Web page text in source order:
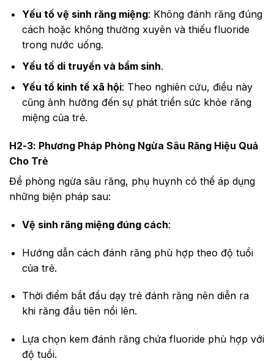
Yếu tố vệ sinh răng miệng: Không đánh răng đúng
cách hoặc không thường xuyên và thiếu fluoride
trong nước uống.
Yếu tố di truyền và bẩm sinh.
Yếu tố kinh tế xã hội: Theo nghiên cứu, điều này
cũng ảnh hưởng đến sự phát triển sức khỏe răng
miệng của trẻ.
H2-3: Phương Pháp Phòng Ngừa Sâu Răng Hiệu Quả
Cho Trẻ
Để phòng ngừa sâu răng, phụ huynh có thể áp dụng
những biện pháp sau:
Vệ sinh răng miệng đúng cách:
Hướng dẫn cách đánh răng phù hợp theo độ tuổi
của trẻ.
Thời điểm bắt đầu dạy trẻ đánh răng nên diễn ra
khi răng đầu tiên nổi lên.
Lựa chọn kem đánh răng chứa fluoride phù hợp với
độ tuổi.